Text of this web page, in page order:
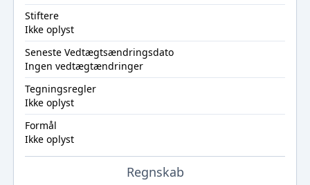
Stiftere
Ikke oplyst
Seneste Vedtægtsændringsdato
Ingen vedtægtændringer
Tegningsregler
Ikke oplyst
Formål
Ikke oplyst
Regnskab